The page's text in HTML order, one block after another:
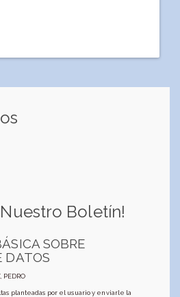
Boletín!
SOBRE
DATOS
PEDRO
planteadas por el usuario y enviarle la